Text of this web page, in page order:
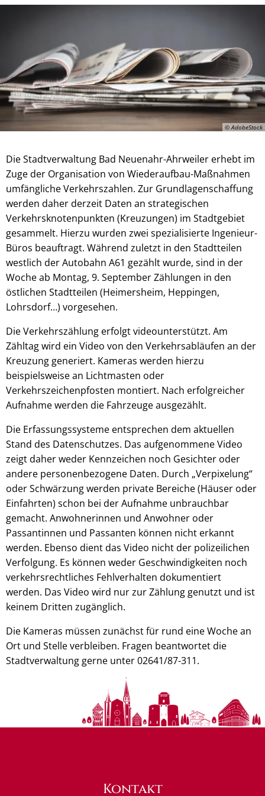
© AdobeStock
Die Stadtverwaltung Bad Neuenahr-Ahrweiler erhebt im
Zuge der Organisation von Wiederaufbau-Maßnahmen
umfängliche Verkehrszahlen. Zur Grundlagenschaffung
werden daher derzeit Daten an strategischen
Verkehrsknotenpunkten (Kreuzungen) im Stadtgebiet
gesammelt. Hierzu wurden zwei spezialisierte Ingenieur-
Büros beauftragt. Während zuletzt in den Stadtteilen
westlich der Autobahn A61 gezählt wurde, sind in der
Woche ab Montag, 9. September Zählungen in den
östlichen Stadtteilen (Heimersheim, Heppingen,
Lohrsdorf…) vorgesehen.
Die Verkehrszählung erfolgt videounterstützt. Am
Zähltag wird ein Video von den Verkehrsabläufen an der
Kreuzung generiert. Kameras werden hierzu
beispielsweise an Lichtmasten oder
Verkehrszeichenpfosten montiert. Nach erfolgreicher
Aufnahme werden die Fahrzeuge ausgezählt.
Die Erfassungssysteme entsprechen dem aktuellen
Stand des Datenschutzes. Das aufgenommene Video
zeigt daher weder Kennzeichen noch Gesichter oder
andere personenbezogene Daten. Durch „Verpixelung“
oder Schwärzung werden private Bereiche (Häuser oder
Einfahrten) schon bei der Aufnahme unbrauchbar
gemacht. Anwohnerinnen und Anwohner oder
Passantinnen und Passanten können nicht erkannt
werden. Ebenso dient das Video nicht der polizeilichen
Verfolgung. Es können weder Geschwindigkeiten noch
verkehrsrechtliches Fehlverhalten dokumentiert
werden. Das Video wird nur zur Zählung genutzt und ist
keinem Dritten zugänglich.
Die Kameras müssen zunächst für rund eine Woche an
Ort und Stelle verbleiben. Fragen beantwortet die
Stadtverwaltung gerne unter 02641/87-311.
Kontakt